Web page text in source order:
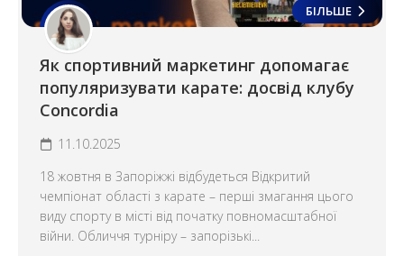
БІЛЬШЕ
Як спортивний маркетинг допомагає
популяризувати карате: досвід клубу
Concordia
11.10.2025
18 жовтня в Запоріжжі відбудеться Відкритий
чемпіонат області з карате – перші змагання цього
виду спорту в місті від початку повномасштабної
війни. Обличчя турніру – запорізькі...